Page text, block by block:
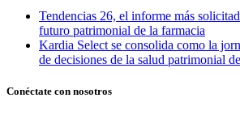
Tendencias 26, el informe más
futuro patrimonial de la farmacia
Kardia Select se consolida como la
de decisiones de la salud patrimonial
Conéctate con nosotros